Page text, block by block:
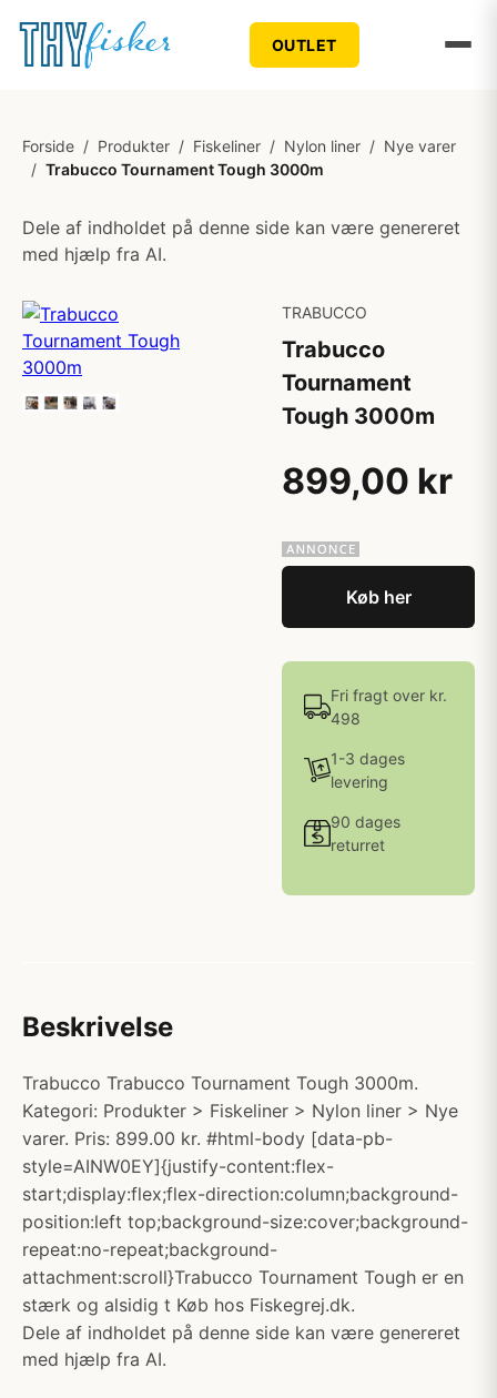
OUTLET
Forside / Produkter / Fiskeliner / Nylon liner / Nye varer
/ Trabucco Tournament Tough 3000m
Dele af indholdet på denne side kan være genereret
med hjælp fra AI.
TRABUCCO
Trabucco
Tournament
Tough 3000m
899,00 kr
Køb her
Fri fragt over kr.
498
1-3 dages
levering
90 dages
returret
Beskrivelse
Trabucco Trabucco Tournament Tough 3000m.
Kategori: Produkter > Fiskeliner > Nylon liner > Nye
varer. Pris: 899.00 kr. #html-body [data-pb-
style=AINW0EY]{justify-content:flex-
start;display:flex;flex-direction:column;background-
position:left top;background-size:cover;background-
repeat:no-repeat;background-
attachment:scroll}Trabucco Tournament Tough er en
stærk og alsidig t Køb hos Fiskegrej.dk.
Dele af indholdet på denne side kan være genereret
med hjælp fra AI.